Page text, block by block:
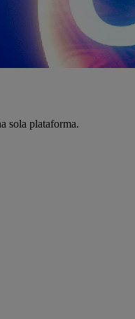
sola plataforma.